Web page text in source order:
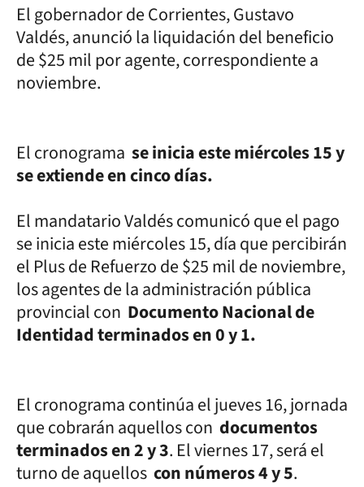
El gobernador de Corrientes, Gustavo
Valdés, anunció la liquidación del beneficio
de $25 mil por agente, correspondiente a
noviembre.
El cronograma se inicia este miércoles 15 y
se extiende en cinco días.
El mandatario Valdés comunicó que el pago
se inicia este miércoles 15, día que percibirán
el Plus de Refuerzo de $25 mil de noviembre,
los agentes de la administración pública
provincial con Documento Nacional de
Identidad terminados en 0 y 1.
El cronograma continúa el jueves 16, jornada
que cobrarán aquellos con documentos
terminados en 2 y 3. El viernes 17, será el
turno de aquellos con números 4 y 5.